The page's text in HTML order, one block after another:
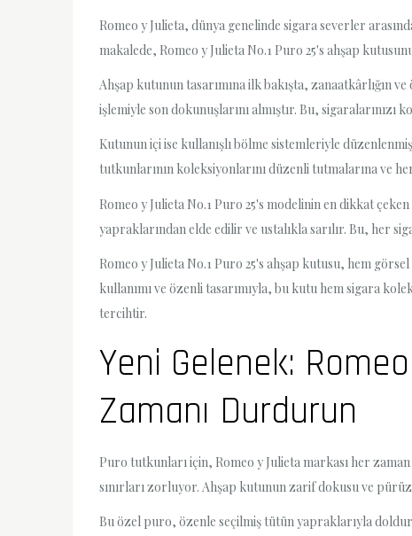
Romeo y Julieta, dünya genelinde sigara severler
makalede, Romeo y Julieta No.1 Puro 25's ahşap
Ahşap kutunun tasarımına ilk bakışta, zanaatkârlığın
işlemiyle son dokunuşlarını almıştır. Bu, sigaralarınızı
Kutunun içi ise kullanışlı bölme sistemleriyle
tutkunlarının koleksiyonlarını düzenli tutmalarına ve
Romeo y Julieta No.1 Puro 25's modelinin en dikkat
yapraklarından elde edilir ve ustalıkla sarılır. Bu, her
Romeo y Julieta No.1 Puro 25's ahşap kutusu, hem
kullanımı ve özenli tasarımıyla, bu kutu hem sigara
tercihtir.
Yeni Gelenek:
Zamanı Durdurun
Puro tutkunları için, Romeo y Julieta markası her
sınırları zorluyor. Ahşap kutunun zarif dokusu ve
Bu özel puro, özenle seçilmiş tütün yapraklarıyla